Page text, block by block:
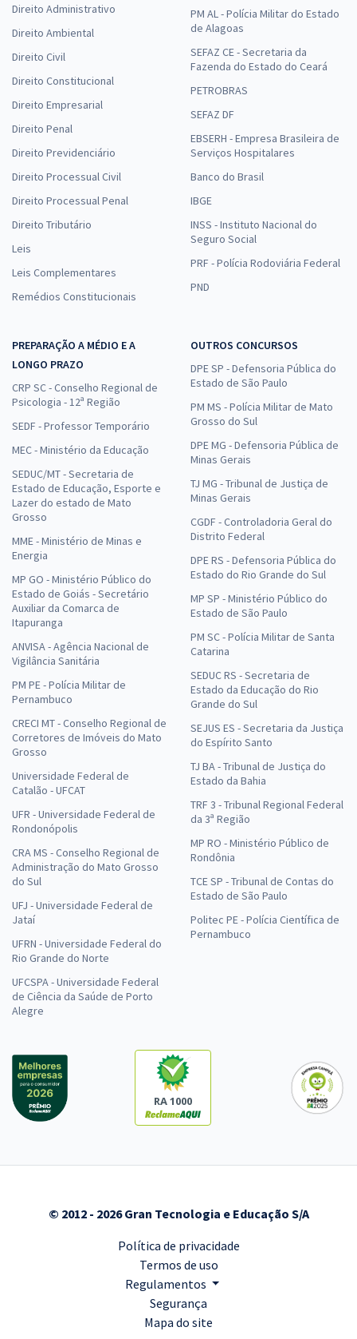
Direito Administrativo
Direito Ambiental
Direito Civil
Direito Constitucional
Direito Empresarial
Direito Penal
Direito Previdenciário
Direito Processual Civil
Direito Processual Penal
Direito Tributário
Leis
Leis Complementares
Remédios Constitucionais
PM AL - Polícia Militar do Estado
de Alagoas
SEFAZ CE - Secretaria da
Fazenda do Estado do Ceará
PETROBRAS
SEFAZ DF
EBSERH - Empresa Brasileira de
Serviços Hospitalares
Banco do Brasil
IBGE
INSS - Instituto Nacional do
Seguro Social
PRF - Polícia Rodoviária Federal
PND
PREPARAÇÃO A MÉDIO E A
LONGO PRAZO
CRP SC - Conselho Regional de
Psicologia - 12ª Região
SEDF - Professor Temporário
MEC - Ministério da Educação
SEDUC/MT - Secretaria de
Estado de Educação, Esporte e
Lazer do estado de Mato
Grosso
MME - Ministério de Minas e
Energia
MP GO - Ministério Público do
Estado de Goiás - Secretário
Auxiliar da Comarca de
Itapuranga
ANVISA - Agência Nacional de
Vigilância Sanitária
PM PE - Polícia Militar de
Pernambuco
CRECI MT - Conselho Regional de
Corretores de Imóveis do Mato
Grosso
Universidade Federal de
Catalão - UFCAT
UFR - Universidade Federal de
Rondonópolis
CRA MS - Conselho Regional de
Administração do Mato Grosso
do Sul
UFJ - Universidade Federal de
Jataí
UFRN - Universidade Federal do
Rio Grande do Norte
UFCSPA - Universidade Federal
de Ciência da Saúde de Porto
Alegre
OUTROS CONCURSOS
DPE SP - Defensoria Pública do
Estado de São Paulo
PM MS - Polícia Militar de Mato
Grosso do Sul
DPE MG - Defensoria Pública de
Minas Gerais
TJ MG - Tribunal de Justiça de
Minas Gerais
CGDF - Controladoria Geral do
Distrito Federal
DPE RS - Defensoria Pública do
Estado do Rio Grande do Sul
MP SP - Ministério Público do
Estado de São Paulo
PM SC - Polícia Militar de Santa
Catarina
SEDUC RS - Secretaria de
Estado da Educação do Rio
Grande do Sul
SEJUS ES - Secretaria da Justiça
do Espírito Santo
TJ BA - Tribunal de Justiça do
Estado da Bahia
TRF 3 - Tribunal Regional Federal
da 3ª Região
MP RO - Ministério Público de
Rondônia
TCE SP - Tribunal de Contas do
Estado de São Paulo
Politec PE - Polícia Científica de
Pernambuco
RA 1000
© 2012 - 2026 Gran Tecnologia e Educação S/A
Política de privacidade
Termos de uso
Regulamentos
Segurança
Mapa do site